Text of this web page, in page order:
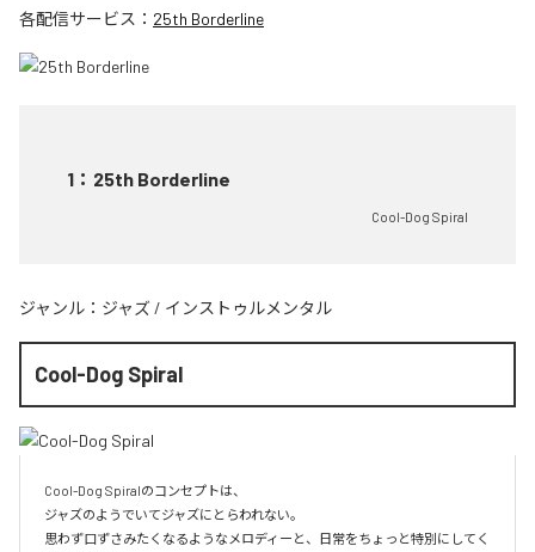
各配信サービス： 25th Borderline
1 ： 25th Borderline
Cool-Dog Spiral
ジャンル： ジャズ / インストゥルメンタル
Cool-Dog Spiral
Cool-Dog Spiralのコンセプトは、
ジャズのようでいてジャズにとらわれない。
思わず口ずさみたくなるようなメロディーと、日常をちょっと特別にしてく